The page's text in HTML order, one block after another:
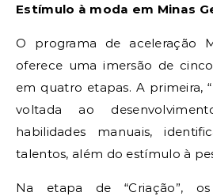
Estímulo à moda em Minas
O programa de aceleração
oferece uma imersão de
em quatro etapas. A primeira,
voltada ao
habilidades manuais,
talentos, além do estímulo à
Na etapa de “Criação”,